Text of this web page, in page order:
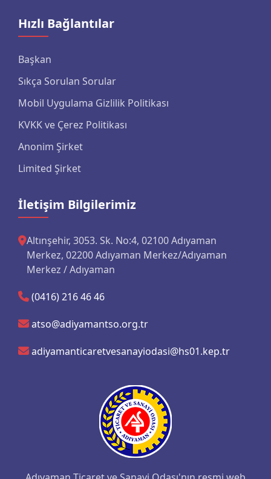
Hızlı Bağlantılar
Başkan
Sıkça Sorulan Sorular
Mobil Uygulama Gizlilik Politikası
KVKK ve Çerez Politikası
Anonim Şirket
Limited Şirket
İletişim Bilgilerimiz
Altınşehir, 3053. Sk. No:4, 02100 Adıyaman
Merkez, 02200 Adıyaman Merkez/Adıyaman
Merkez / Adıyaman
(0416) 216 46 46
atso@adiyamantso.org.tr
adiyamanticaretvesanayiodasi@hs01.kep.tr